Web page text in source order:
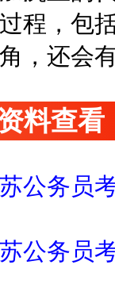
程，包
，还会
料查看
公务员
公务员